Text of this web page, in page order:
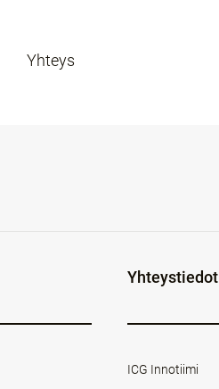
Yhteys
Yhteystiedot
ICG Innotiimi